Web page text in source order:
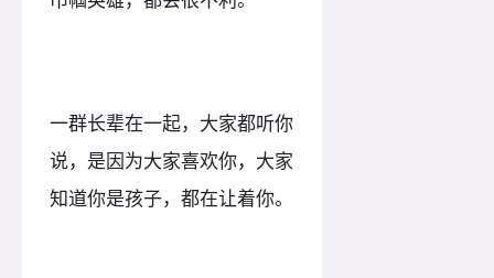
一群长辈在一起，大家都听你
说，是因为大家喜欢你，大家
知道你是孩子，都在让着你。